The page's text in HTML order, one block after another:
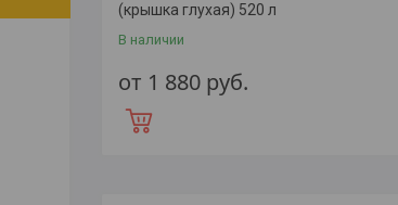
(крышка глухая) 520 л
В наличии
от 1 880 руб.